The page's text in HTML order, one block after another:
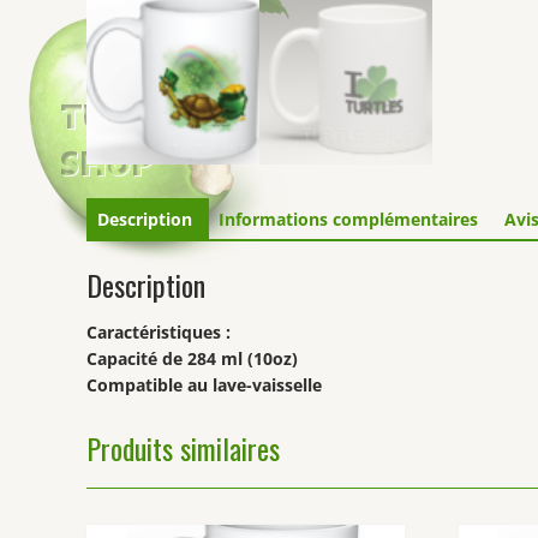
Description Informations complémentaires
Description
Caractéristiques :
Capacité de 284 ml (10oz)
Compatible au lave-vaisselle
Produits similaires